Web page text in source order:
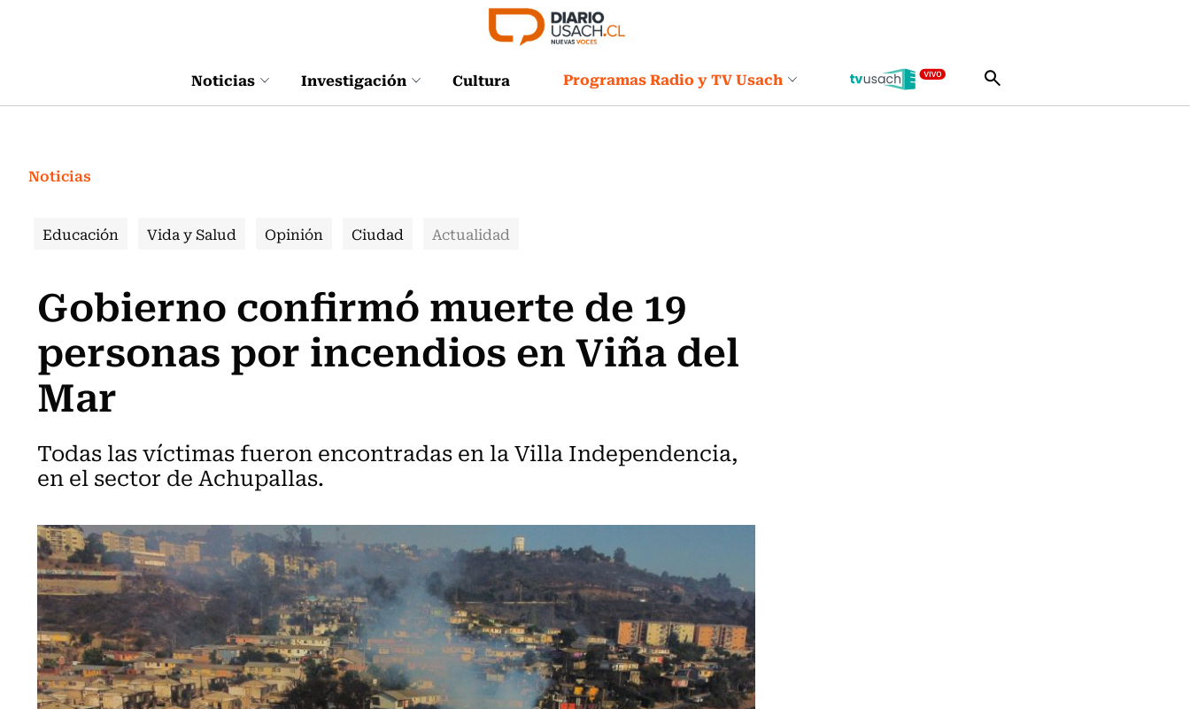
Noticias Investigación Cultura Programas Radio y TV Usach
Noticias
Educación Vida y Salud Opinión Ciudad Actualidad
Gobierno confirmó muerte de 19
personas por incendios en Viña del
Mar
Todas las víctimas fueron encontradas en la Villa Independencia,
en el sector de Achupallas.